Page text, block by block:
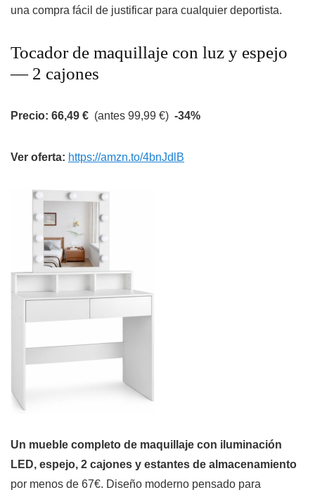
una compra fácil de justificar para cualquier deportista.
Tocador de maquillaje con luz y espejo
— 2 cajones
Precio: 66,49 € (antes 99,99 €) -34%
Ver oferta: https://amzn.to/4bnJdlB
Un mueble completo de maquillaje con iluminación
LED, espejo, 2 cajones y estantes de almacenamiento
por menos de 67€. Diseño moderno pensado para